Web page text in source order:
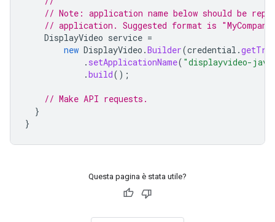
// Note: application name below should be
// application. Suggested format is
DisplayVideo service =
new DisplayVideo .Builder(credential .
. setApplicationName( "displayvideo-
.build();
// Make API requests.
}
}
Questa pagina è stata utile?